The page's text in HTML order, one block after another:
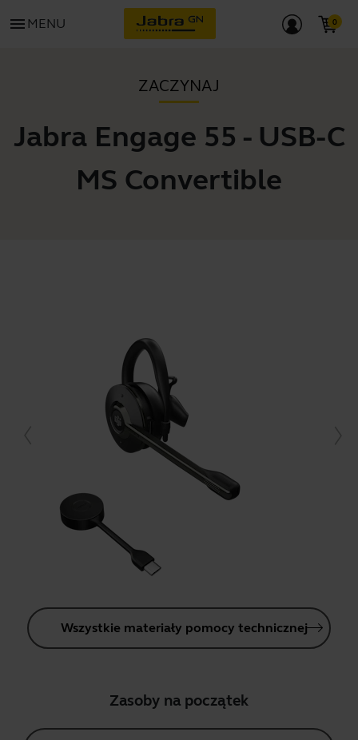
menu MENU
ZACZYNAJ
Jabra Engage 55 - USB-C
MS Convertible
Wszystkie materiały pomocy technicznej
Zasoby na początek